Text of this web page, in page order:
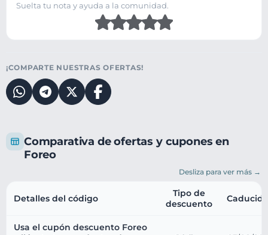
Comparativa de ofertas y cupones en
Foreo
Desliza para ver más →
Detalles del código
Tipo de
descuento
Usa el cupón descuento Foreo
Suelta tu nota y ayuda a la comunidad.
¡COMPARTE NUESTRAS OFERTAS!